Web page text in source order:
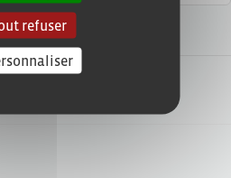
administrative
refuser